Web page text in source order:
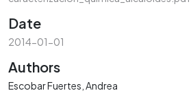
Date
2014-01-01
Authors
Escobar Fuertes, Andrea